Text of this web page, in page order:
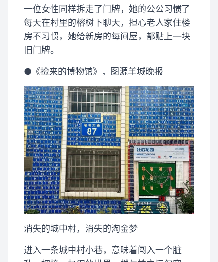
一位女性同样拆走了门牌，她的公公习惯了
每天在村里的榕树下聊天，担心老人家住楼
房不习惯，她给新房的每间屋，都贴上一块
旧门牌。
●《捡来的博物馆》，图源羊城晚报
消失的城中村，消失的淘金梦
进入一条城中村小巷，意味着闯入一个脏